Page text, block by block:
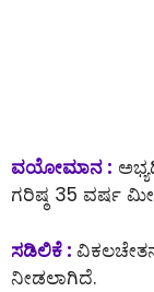
ವಯೋಮಾನ :
ಗರಿಷ್ಠ 35 ವರ್ಷ
ಸಡಿಲಿಕೆ :
ನೀಡಲಾಗಿದೆ.